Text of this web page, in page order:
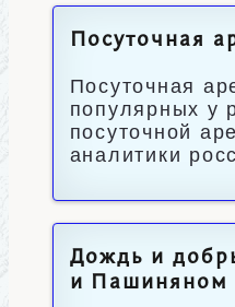
Посуточная
Посуточная
популярных у
посуточной
аналитики
Дождь и
и Пашиняном